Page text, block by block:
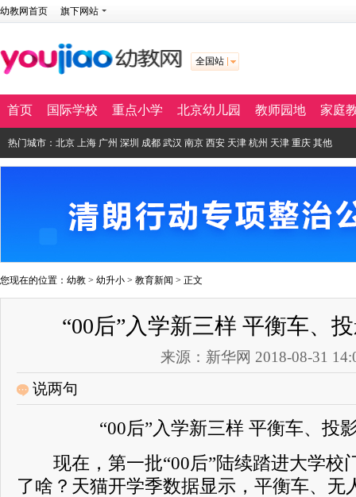
幼教网首页 旗下网站
全国站
首页 国际学校 重点小学 北京幼儿园 教师园地 家庭
热门城市： 北京 上海 广州 深圳 成都 武汉 南京 西安 天津 杭州 天津 重庆 其他
您现在的位置： 幼教 > 幼升小 > 教育新闻 > 正文
“00后”入学新三样 平衡车、
来源：新华网 2018-08-31
说两句
“00后”入学新三样 平衡车、投
现在，第一批“00后”陆续踏进大学校
了啥？天猫开学季数据显示，平衡车、无